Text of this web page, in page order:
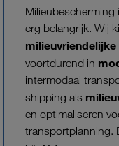
Milieubescherming
erg belangrijk. Wij
voortdurend in
intermodaal
shipping als
en optimaliseren
transportplanning.